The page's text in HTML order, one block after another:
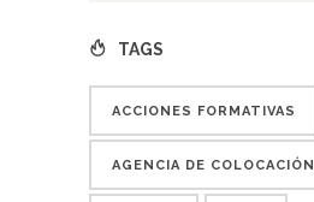
TAGS
ACCIONES FORMATIVAS
AGENCIA DE COLOCACIÓN